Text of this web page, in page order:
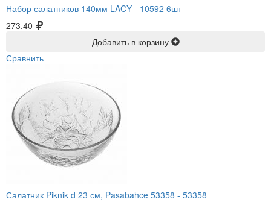
Набор салатников 140мм LACY - 10592 6шт
273.40
Добавить в корзину
Сравнить
Салатник Piknik d 23 см, Pasabahce 53358 - 53358